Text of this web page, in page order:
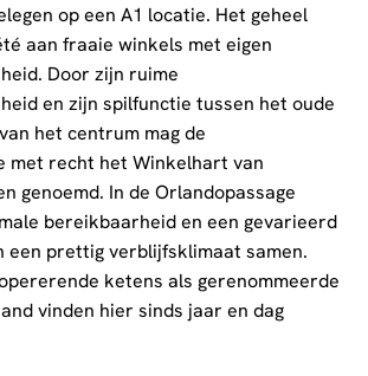
op een A1 locatie. Het geheel
aan fraaie winkels met eigen
Door zijn ruime
en zijn spilfunctie tussen het oude
het centrum mag de
met recht het Winkelhart van
genoemd. In de Orlandopassage
bereikbaarheid en een gevarieerd
een prettig verblijfsklimaat samen.
ketens als gerenommeerde
vinden hier sinds jaar en dag